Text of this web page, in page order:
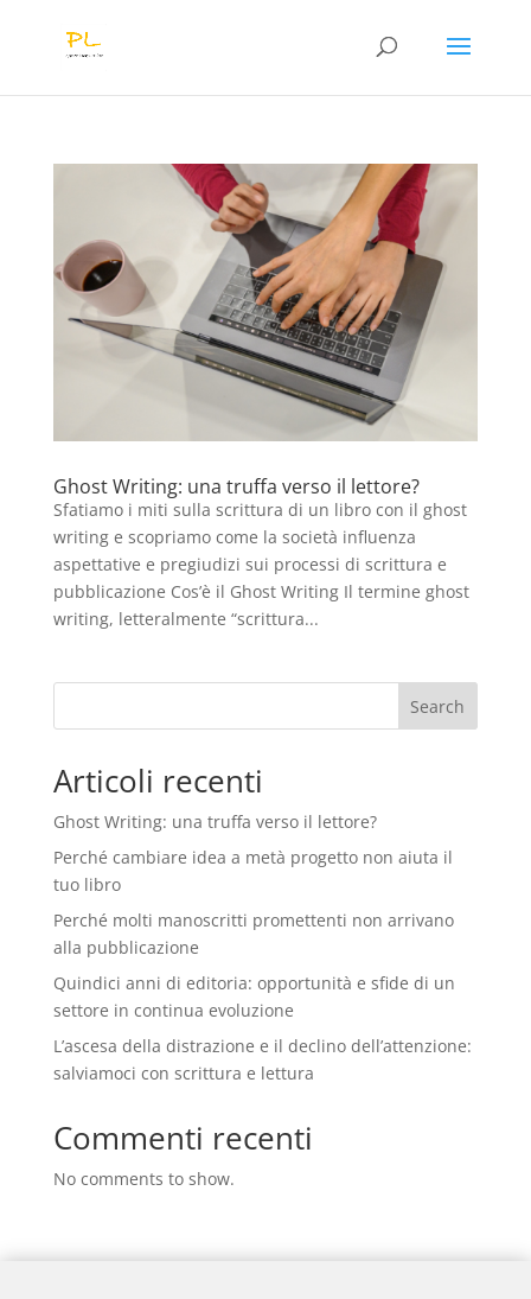
Ghost Writing: una truffa verso il lettore?
Sfatiamo i miti sulla scrittura di un libro con il ghost
writing e scopriamo come la società influenza
aspettative e pregiudizi sui processi di scrittura e
pubblicazione Cos’è il Ghost Writing Il termine ghost
writing, letteralmente “scrittura...
Search
Articoli recenti
Ghost Writing: una truffa verso il lettore?
Perché cambiare idea a metà progetto non aiuta il
tuo libro
Perché molti manoscritti promettenti non arrivano
alla pubblicazione
Quindici anni di editoria: opportunità e sfide di un
settore in continua evoluzione
L’ascesa della distrazione e il declino dell’attenzione:
salviamoci con scrittura e lettura
Commenti recenti
No comments to show.